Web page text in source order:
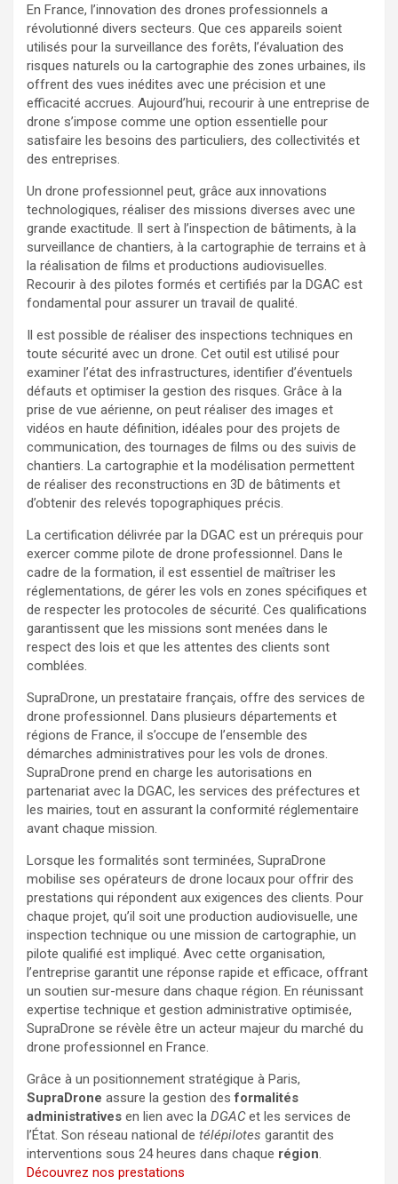
En France, l’innovation des drones professionnels a
révolutionné divers secteurs. Que ces appareils soient
utilisés pour la surveillance des forêts, l’évaluation des
risques naturels ou la cartographie des zones urbaines, ils
offrent des vues inédites avec une précision et une
efficacité accrues. Aujourd’hui, recourir à une entreprise de
drone s’impose comme une option essentielle pour
satisfaire les besoins des particuliers, des collectivités et
des entreprises.
Un drone professionnel peut, grâce aux innovations
technologiques, réaliser des missions diverses avec une
grande exactitude. Il sert à l’inspection de bâtiments, à la
surveillance de chantiers, à la cartographie de terrains et à
la réalisation de films et productions audiovisuelles.
Recourir à des pilotes formés et certifiés par la DGAC est
fondamental pour assurer un travail de qualité.
Il est possible de réaliser des inspections techniques en
toute sécurité avec un drone. Cet outil est utilisé pour
examiner l’état des infrastructures, identifier d’éventuels
défauts et optimiser la gestion des risques. Grâce à la
prise de vue aérienne, on peut réaliser des images et
vidéos en haute définition, idéales pour des projets de
communication, des tournages de films ou des suivis de
chantiers. La cartographie et la modélisation permettent
de réaliser des reconstructions en 3D de bâtiments et
d’obtenir des relevés topographiques précis.
La certification délivrée par la DGAC est un prérequis pour
exercer comme pilote de drone professionnel. Dans le
cadre de la formation, il est essentiel de maîtriser les
réglementations, de gérer les vols en zones spécifiques et
de respecter les protocoles de sécurité. Ces qualifications
garantissent que les missions sont menées dans le
respect des lois et que les attentes des clients sont
comblées.
SupraDrone, un prestataire français, offre des services de
drone professionnel. Dans plusieurs départements et
régions de France, il s’occupe de l’ensemble des
démarches administratives pour les vols de drones.
SupraDrone prend en charge les autorisations en
partenariat avec la DGAC, les services des préfectures et
les mairies, tout en assurant la conformité réglementaire
avant chaque mission.
Lorsque les formalités sont terminées, SupraDrone
mobilise ses opérateurs de drone locaux pour offrir des
prestations qui répondent aux exigences des clients. Pour
chaque projet, qu’il soit une production audiovisuelle, une
inspection technique ou une mission de cartographie, un
pilote qualifié est impliqué. Avec cette organisation,
l’entreprise garantit une réponse rapide et efficace, offrant
un soutien sur-mesure dans chaque région. En réunissant
expertise technique et gestion administrative optimisée,
SupraDrone se révèle être un acteur majeur du marché du
drone professionnel en France.
Grâce à un positionnement stratégique à Paris,
SupraDrone assure la gestion desformalités
administratives en lien avec la DGACet les services de
l’État. Son réseau national de télépilotes garantit des
interventions sous 24 heures dans chaque région.
Découvrez nos prestations